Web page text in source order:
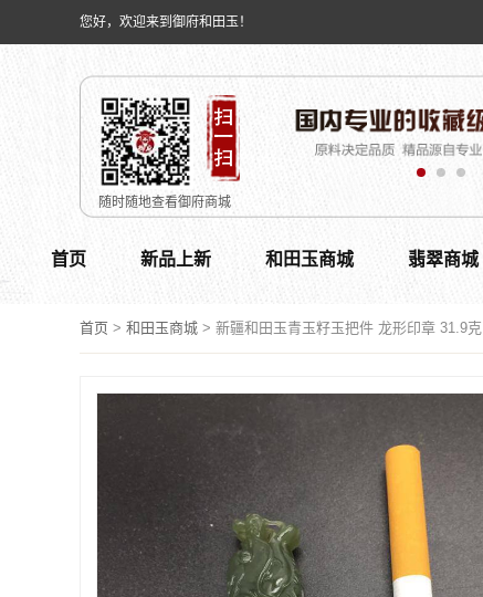
您好，欢迎来到御府和田玉！
随时随地查看御府商城
首页 新品上新 和田玉商城 翡翠商城
首页 > 和田玉商城 > 新疆和田玉青玉籽玉把件 龙形印章 31.9克